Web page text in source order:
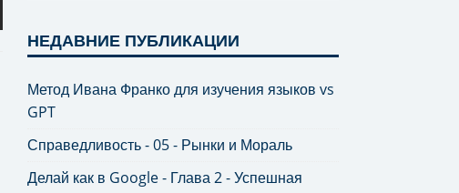
НЕДАВНИЕ ПУБЛИКАЦИИ
Метод Ивана Франко для изучения языков vs
GPT
Справедливость - 05 - Рынки и Мораль
Делай как в Google - Глава 2 - Успешная